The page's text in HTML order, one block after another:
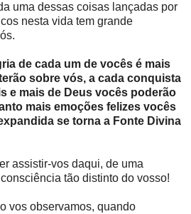
uma dessas coisas lançadas por
nesta vida tem grande
de cada um de vocês é mais
sobre vós, a cada conquista
e mais de Deus vocês poderão
mais emoções felizes vocês
se torna a Fonte Divina
assistir-vos daqui, de uma
tão distinto do vosso!
vos observamos, quando